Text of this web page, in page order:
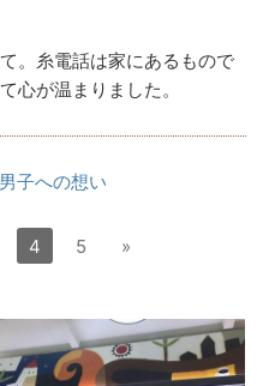
。糸電話は家にあるもので
心が温まりました。
子への想い
4 5 »